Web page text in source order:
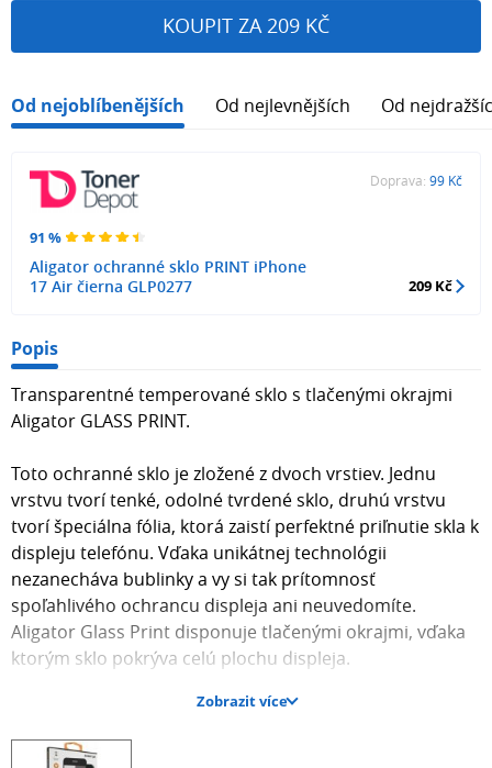
KOUPIT ZA 209 KČ
Od nejoblíbenějších Od nejlevnějších Od
91 %
Aligator ochranné sklo PRINT iPhone
17 Air čierna GLP0277
Doprava: 99 Kč
209 Kč
Popis
Transparentné temperované sklo s tlačenými okrajmi
Aligator GLASS PRINT.
Toto ochranné sklo je zložené z dvoch vrstiev. Jednu
vrstvu tvorí tenké, odolné tvrdené sklo, druhú vrstvu
tvorí špeciálna fólia, ktorá zaistí perfektné priľnutie skla k
displeju telefónu. Vďaka unikátnej technológii
nezanecháva bublinky a vy si tak prítomnosť
spoľahlivého ochrancu displeja ani neuvedomíte.
Aligator Glass Print disponuje tlačenými okrajmi, vďaka
ktorým sklo pokrýva celú plochu displeja.
Oproti iným bežným sklám na trhu sú ochranné sklá
Aligator Glass vyrábané špeciálnou technológiou, ktorá
umožňuje zmenšiť hrúbku skla až na 0,25 mm pri
Zobrazit více